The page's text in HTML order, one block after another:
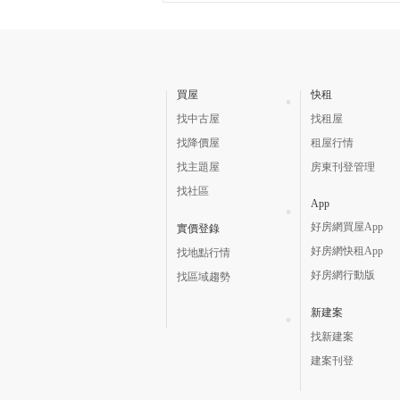
買屋
找中古屋
找降價屋
找主題屋
找社區
實價登錄
找地點行情
找區域趨勢
快租
找租屋
租屋行情
房東刊登管理
App
好房網買屋App
好房網快租App
好房網行動版
新建案
找新建案
建案刊登